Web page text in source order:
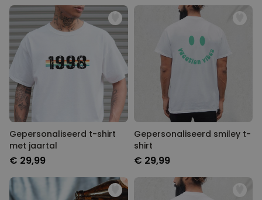
Gepersonaliseerd t-shirt
met jaartal
€ 29,99
Gepersonaliseerd smiley t-
shirt
€ 29,99